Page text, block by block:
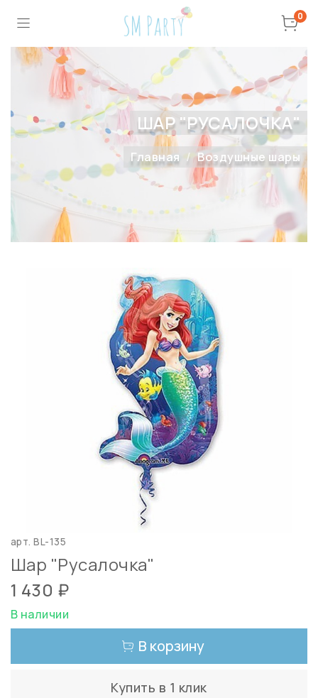
0
ШАР "РУСАЛОЧКА"
Главная Воздушные шары
арт.BL-135
Шар "Русалочка"
1 430 ₽
В наличии
В корзину
Купить в 1 клик